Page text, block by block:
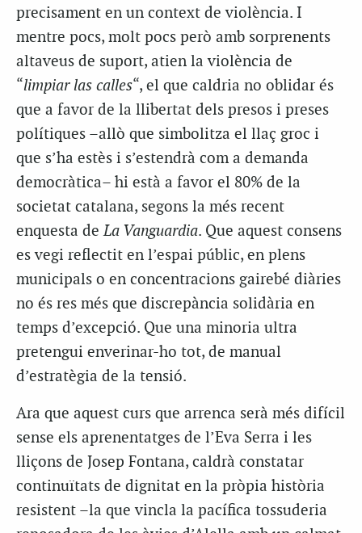
precisament en un context de violència. I
mentre pocs, molt pocs però amb sorprenents
altaveus de suport, atien la violència de
“limpiar las calles“, el que caldria no oblidar és
que a favor de la llibertat dels presos i preses
polítiques –allò que simbolitza el llaç groc i
que s’ha estès i s’estendrà com a demanda
democràtica– hi està a favor el 80% de la
societat catalana, segons la més recent
enquesta deLa Vanguardia. Que aquest consens
es vegi reflectit en l’espai públic, en plens
municipals o en concentracions gairebé diàries
no és res més que discrepància solidària en
temps d’excepció. Que una minoria ultra
pretengui enverinar-ho tot, de manual
d’estratègia de la tensió.
Ara que aquest curs que arrenca serà més difícil
sense els aprenentatges de l’Eva Serra i les
lliçons de Josep Fontana, caldrà constatar
continuïtats de dignitat en la pròpia història
resistent –la que vincla la pacífica tossuderia